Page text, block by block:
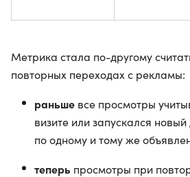
Метрика стала по-другому
повторных переходах с рекламы:
раньше все просмотры
визите или запускался
по одному и тому же
теперь просмотры при